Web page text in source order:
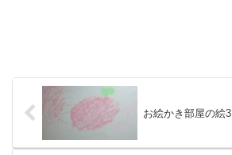
お絵かき部屋の絵3